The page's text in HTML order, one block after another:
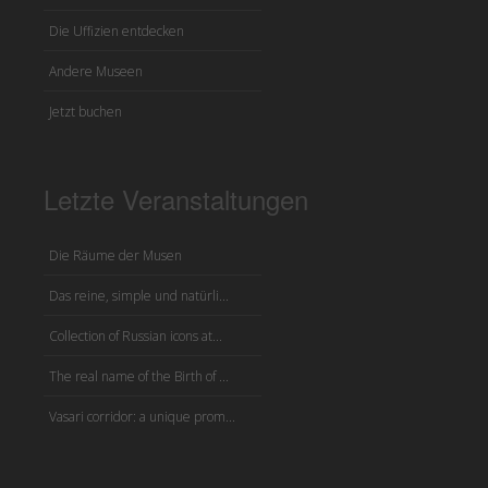
Die Uffizien entdecken
Andere Museen
Jetzt buchen
Letzte Veranstaltungen
Die Räume der Musen
Das reine, simple und natürli...
Collection of Russian icons at...
The real name of the Birth of ...
Vasari corridor: a unique prom...